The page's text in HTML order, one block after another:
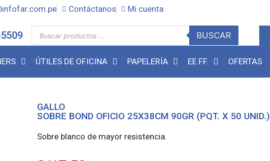
Contáctanos Mi cuenta
BUSCAR
ÚTILES DE OFICINA PAPELERÍA EE.FF. OFERTAS
GALLO
SOBRE BOND OFICIO 25X38CM 90GR (PQT. X 50 UNID.)
Sobre blanco de mayor resistencia.